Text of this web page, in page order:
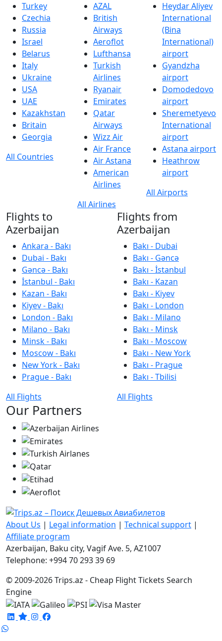
Turkey
Czechia
Russia
Israel
Belarus
Italy
Ukraine
USA
UAE
Kazakhstan
Britain
Georgia
All Countries
AZAL
British
Airways
Aeroflot
Lufthansa
Turkish
Airlines
Ryanair
Emirates
Qatar
Airways
Wizz Air
Air France
Air Astana
American
Airlines
All Airlines
Heydar Aliyev
International
(Bina
International)
airport
Gyandzha
airport
Domodedovo
airport
Sheremetyevo
International
airport
Astana airport
Heathrow
airport
All Airports
Flights to
Azerbaijan
Ankara - Bakı
Dubai - Bakı
Gəncə - Bakı
İstanbul - Bakı
Kazan - Bakı
Kiyev - Bakı
London - Bakı
Milano - Bakı
Minsk - Bakı
Moscow - Bakı
New York - Bakı
Prague - Bakı
All Flights
Flights from
Azerbaijan
Bakı - Dubai
Bakı - Gəncə
Bakı - İstanbul
Bakı - Kazan
Bakı - Kiyev
Bakı - London
Bakı - Milano
Bakı - Minsk
Bakı - Moscow
Bakı - New York
Bakı - Prague
Bakı - Tbilisi
All Flights
Our Partners
About Us | Legal information | Technical support |
Affiliate program
Azerbaijan, Baku city, Vagif Ave. 5, AZ1007
Telephone: +994 70 293 39 69
© 2009-2026 Trips.az - Cheap Flight Tickets Search
Engine